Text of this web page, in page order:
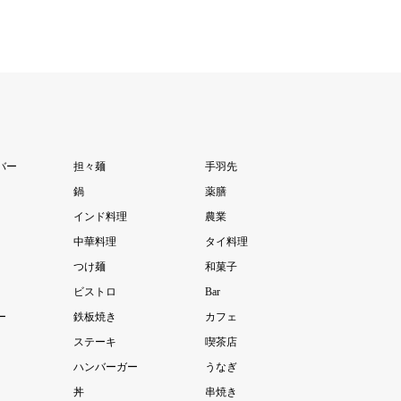
ー 担々麺
手羽先
鍋
薬膳
インド料理
農業
中華料理
タイ料理
つけ麺
和菓子
ビストロ
Bar
鉄板焼き
カフェ
ステーキ
喫茶店
ハンバーガー
うなぎ
丼
串焼き